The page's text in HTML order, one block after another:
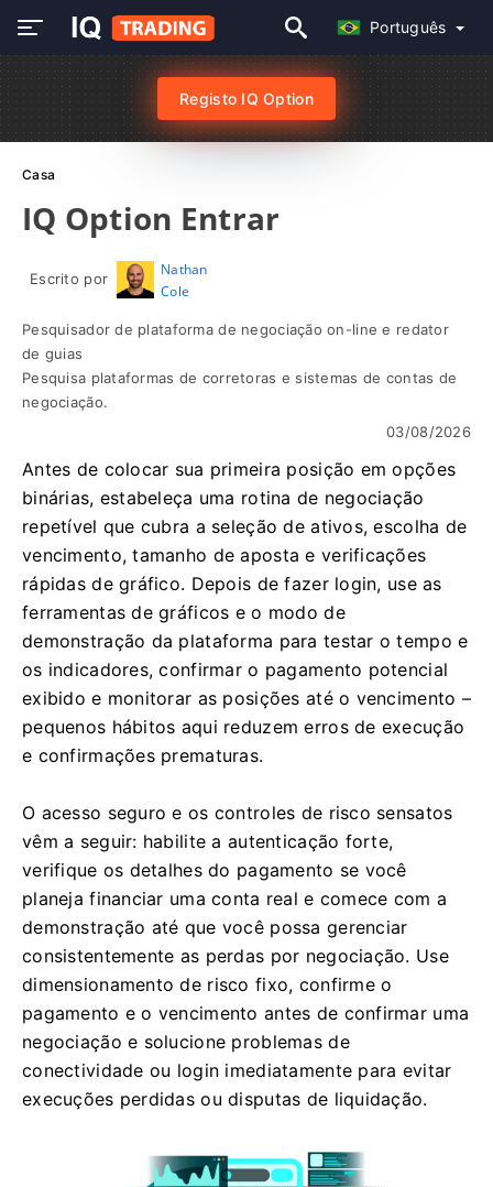
Português
Registo IQ Option
Casa
IQ Option Entrar
Escrito por
Nathan
Cole
Pesquisador de plataforma de negociação on-line e redator
de guias
Pesquisa plataformas de corretoras e sistemas de contas de
negociação.
03/08/2026
Antes de colocar sua primeira posição em opções
binárias, estabeleça uma rotina de negociação
repetível que cubra a seleção de ativos, escolha de
vencimento, tamanho de aposta e verificações
rápidas de gráfico. Depois de fazer login, use as
ferramentas de gráficos e o modo de
demonstração da plataforma para testar o tempo e
os indicadores, confirmar o pagamento potencial
exibido e monitorar as posições até o vencimento –
pequenos hábitos aqui reduzem erros de execução
e confirmações prematuras.
O acesso seguro e os controles de risco sensatos
vêm a seguir: habilite a autenticação forte,
verifique os detalhes do pagamento se você
planeja financiar uma conta real e comece com a
demonstração até que você possa gerenciar
consistentemente as perdas por negociação. Use
dimensionamento de risco fixo, confirme o
pagamento e o vencimento antes de confirmar uma
negociação e solucione problemas de
conectividade ou login imediatamente para evitar
execuções perdidas ou disputas de liquidação.